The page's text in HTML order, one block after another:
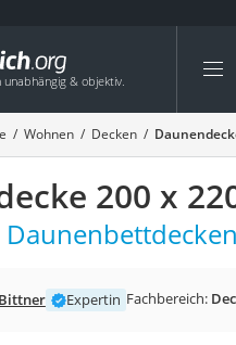
Die
Wohnen Decken
200 x
Expertin Fachbereich: